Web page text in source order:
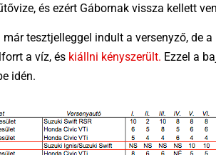
és ezért Gábornak vissza kellett
tesztjelleggel indult a versenyző, de
a víz, és kiállni kényszerült. Ezzel a
idén.